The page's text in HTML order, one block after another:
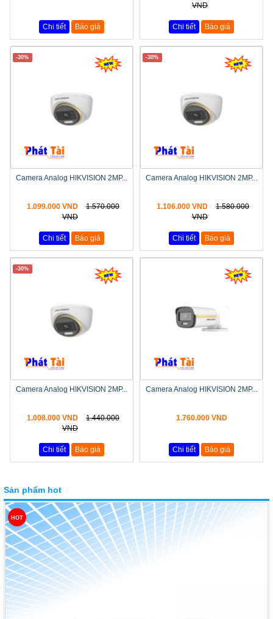
Chi tiết Báo giá
VND
Chi tiết Báo giá
-30%
Camera Analog HIKVISION 2MP...
1.099.000 VND
1.570.000
VND
Chi tiết Báo giá
-30%
Camera Analog HIKVISION 2MP...
1.106.000 VND
1.580.000
VND
Chi tiết Báo giá
-30%
Camera Analog HIKVISION 2MP...
1.008.000 VND
1.440.000
VND
Chi tiết Báo giá
Camera Analog HIKVISION 2MP...
1.760.000 VND
Chi tiết Báo giá
Sản phẩm hot
HOT